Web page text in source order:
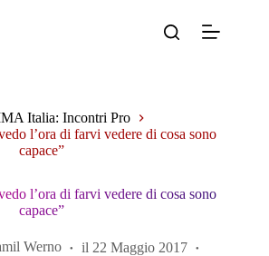
Italia: Incontri Pro
l’ora di farvi vedere di cosa sono
capace”
l’ora di farvi vedere di cosa sono
capace”
Werno il 22 Maggio 2017